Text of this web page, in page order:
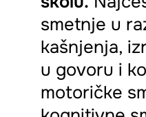
smetnje u
kašnjenja,
u govoru i
motoričke